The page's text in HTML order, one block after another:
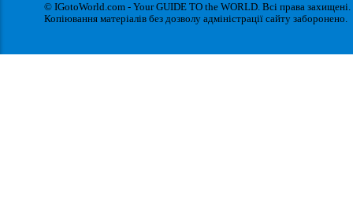
© IGotoWorld.com - Your GUIDE TO the WORLD. Всі права захищені.
Копіювання матеріалів без дозволу адміністрації сайту заборонено.